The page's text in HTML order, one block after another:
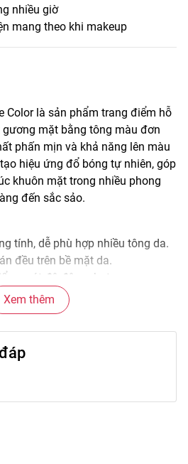
nhiều giờ
mang theo khi makeup
Color là sản phẩm trang điểm hỗ
mặt bằng tông màu đơn
phấn mịn và khả năng lên màu
hiệu ứng đổ bóng tự nhiên, góp
khuôn mặt trong nhiều phong
đến sắc sảo.
tính, dễ phù hợp nhiều tông da.
đều trên bề mặt da.
soát độ đậm nhạt.
hoặc loang lổ khi blend.
cho thao tác nhanh gọn.
mặt thon gọn hơn.
Xem thêm